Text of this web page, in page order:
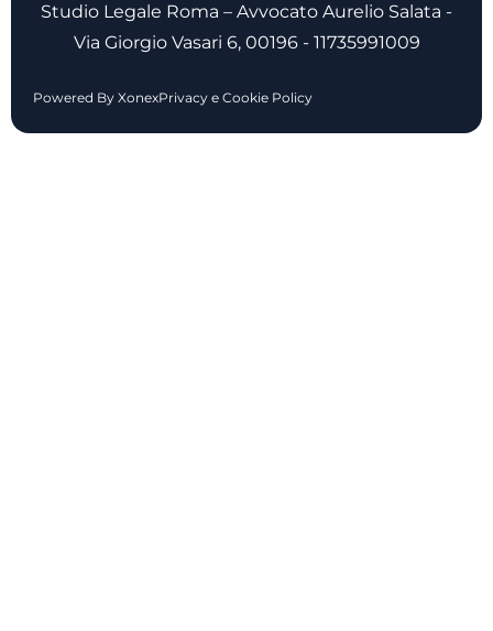
Studio Legale Roma – Avvocato Aurelio Salata -
Via Giorgio Vasari 6, 00196 - 11735991009
Powered By XonexPrivacy e Cookie Policy